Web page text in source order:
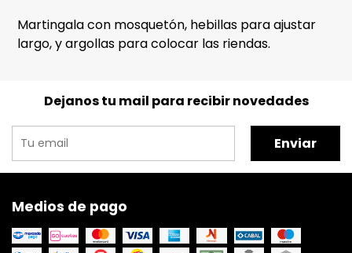
Martingala con mosquetón, hebillas para ajustar
largo, y argollas para colocar las riendas.
Dejanos tu mail para recibir novedades
Enviar
Medios de pago